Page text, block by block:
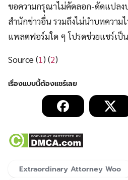
ขอความกรุณาไม่คัดลอก-ดัดแปลง
สำนักข่าวอื่น รวมถึงไม่นำบทความ
แพลตฟอร์มใด ๆ โปรดช่วยแชร์เป็
Source (1) (2)
Extraordinary Attorney Woo